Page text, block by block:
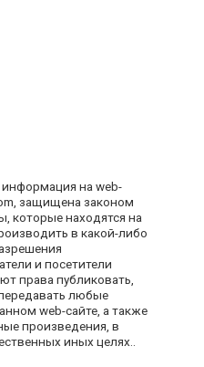
на web-
защищена законом
которые находятся на
в какой-либо
и посетители
права публиковать,
любые
web-сайте, а также
произведения, в
иных целях..